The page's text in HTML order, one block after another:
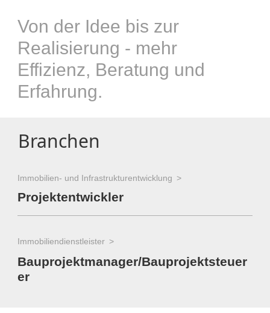
Von der Idee bis zur
Realisierung - mehr
Effizienz, Beratung und
Erfahrung.
Branchen
Immobilien- und Infrastrukturentwicklung
Projektentwickler
Immobiliendienstleister
Bauprojektmanager/Bauprojektsteuer
er